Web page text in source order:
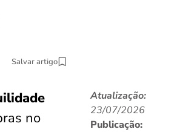
Salvar artigo
no
Atualização:
23/07/2026
Publicação: